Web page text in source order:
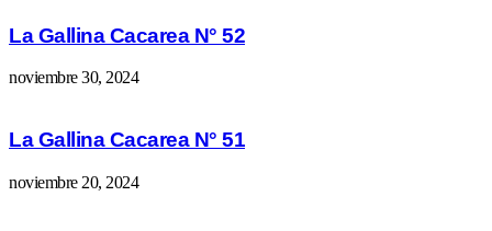
La Gallina Cacarea N° 52
noviembre 30, 2024
La Gallina Cacarea N° 51
noviembre 20, 2024